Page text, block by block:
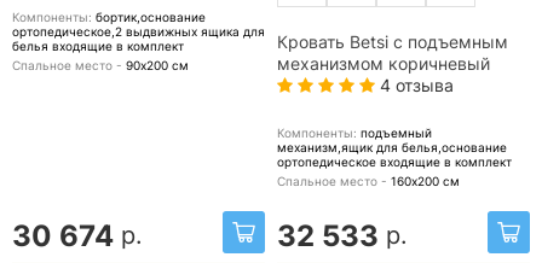
Компоненты: бортик,основание
ортопедическое,2 выдвижных ящика для
белья входящие в комплект
Спальное место - 90х200 см
30 674 р.
Кровать Betsi с подъемным
механизмом коричневый
4 отзыва
Компоненты: подъемный
механизм,ящик для белья,основание
ортопедическое входящие в комплект
Спальное место - 160х200 см
32 533 р.